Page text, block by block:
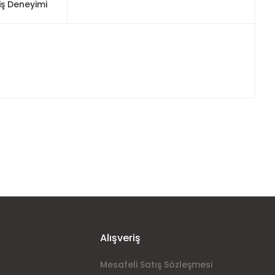
Deneyimi
Alışveriş
Mesafeli Satış Sözleşmesi